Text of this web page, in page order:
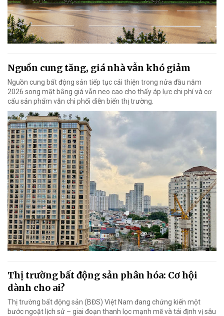
Nguồn cung tăng, giá nhà vẫn khó giảm
Nguồn cung bất động sản tiếp tục cải thiện trong nửa đầu năm
2026 song mặt bằng giá vẫn neo cao cho thấy áp lực chi phí và cơ
cấu sản phẩm vẫn chi phối diễn biến thị trường.
Thị trường bất động sản phân hóa: Cơ hội
dành cho ai?
Thị trường bất động sản (BĐS) Việt Nam đang chứng kiến một
bước ngoặt lịch sử – giai đoạn thanh lọc mạnh mẽ và tái định vị sâu